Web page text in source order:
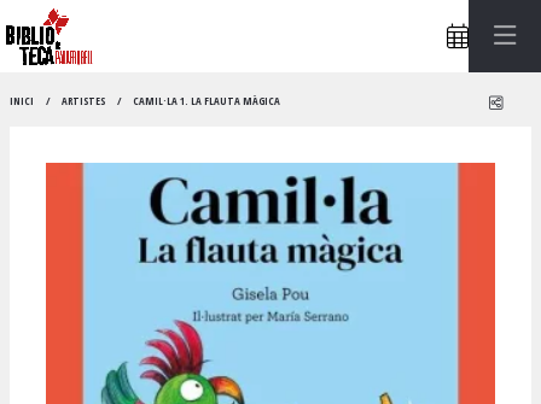
INICI ARTISTES CAMIL·LA 1. LA FLAUTA MÀGICA